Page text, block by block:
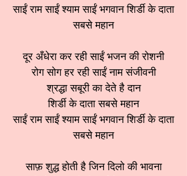
साईं राम साईं श्याम साईं भगवान शिर्डी के दाता
सबसे महान
दूर अँधेरा कर रही साईं भजन की रोशनी
रोग सोग हर रही साईं नाम संजीवनी
श्रद्धा सबूरी का देते है दान
शिर्डी के दाता सबसे महान
साईं राम साईं श्याम साईं भगवान शिर्डी के दाता
सबसे महान
साफ़ शुद्ध होती है जिन दिलो की भावना